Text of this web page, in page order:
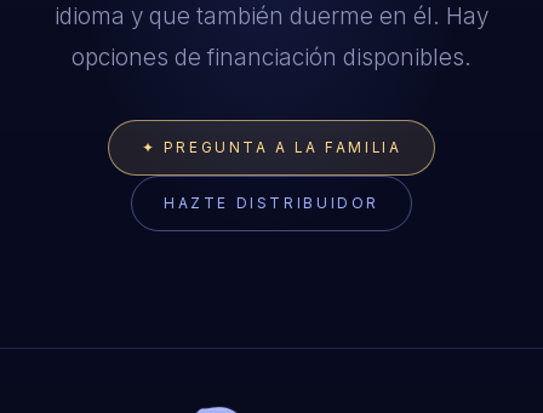
idioma y que también duerme en él. Hay
opciones de financiación disponibles.
✦ PREGUNTA A LA FAMILIA
HAZTE DISTRIBUIDOR
LIVE NOW · USUALLY A FEW MINUTES